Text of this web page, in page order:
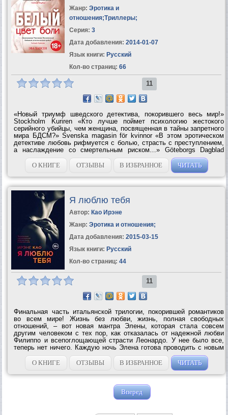
Жанр: Эротика и
отношения;Триллеры;
Серия: 3
Дата добавления: 2014-01-07
Язык книги: Русский
Кол-во страниц: 66
11
«Новый триумф шведского детектива, покорившего весь мир!»
Stockholm Kuriren «Кто лучше поймет психологию жестокого
серийного убийцы, чем женщина, посвященная в тайны запретного
мира БДСМ?» Svenska magasin för kvinnor «В этом эротическом
детективе любовь рифмуется с болью, страсть с преступлением,
а наслаждение со смертельным риском…» Göteborgs Dagblad
«Захватывающе! Чувственно! Восхитительно! Любовный детектив
высшей пробы!» Gotlands...
О КНИГЕ ОТЗЫВЫ В ИЗБРАННОЕ ЧИТАТЬ
Я люблю тебя
Автор: Као Ирэне
Жанр: Эротика и отношения;
Дата добавления: 2015-03-15
Язык книги: Русский
Кол-во страниц: 44
11
Финальная часть итальянской трилогии, покорившей романтиков
во всем мире! Жизнь без любви, жизнь, полная свободных
отношений, – вот новая мантра Элены, которая стала совсем
другим человеком с тех пор, как отказалась от надежной любви
Филиппо и всепоглощающей страсти Леонардо. У нее было все,
теперь нет ничего. Каждую ночь Элена готова проводить с новым
мужчиной, только чтобы заполнить пустоту и заглушить боль в...
О КНИГЕ
ОТЗЫВЫ В ИЗБРАННОЕ ЧИТАТЬ
Вперед